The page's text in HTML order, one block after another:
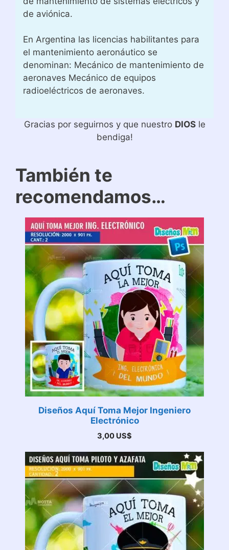
de aviónica.
En Argentina las licencias habilitantes para
el mantenimiento aeronáutico se
denominan: Mecánico de mantenimiento de
aeronaves Mecánico de equipos
radioeléctricos de aeronaves.
Gracias por seguirnos y que nuestro DIOSle
bendiga!
También te
recomendamos…
Diseños Aquí Toma Mejor Ingeniero
Electrónico
3,00 US$